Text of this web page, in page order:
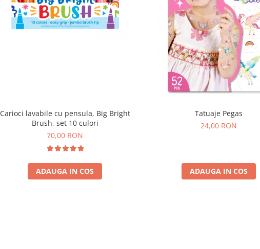
Carioci lavabile cu pensula, Big Bright
Brush, set 10 culori
70,00 RON
ADAUGA IN COS
Tatuaje Pegas
24,00 RON
ADAUGA IN COS